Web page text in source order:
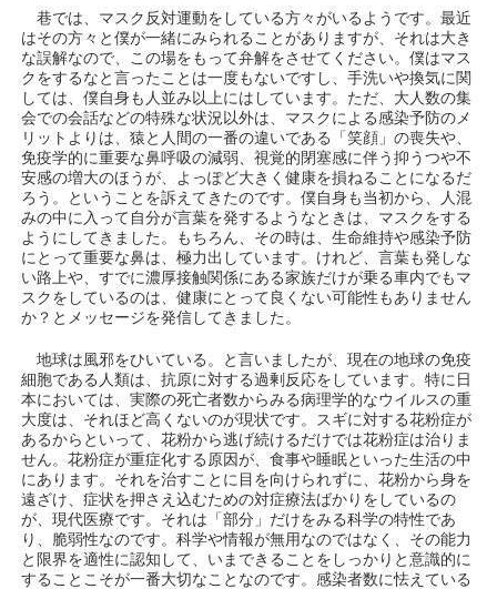
巷では、マスク反対運動をしている方々がいるようです。最近
はその方々と僕が一緒にみられることがありますが、それは大き
な誤解なので、この場をもって弁解をさせてください。僕はマス
クをするなと言ったことは一度もないですし、手洗いや換気に関
しては、僕自身も人並み以上にはしています。ただ、大人数の集
会での会話などの特殊な状況以外は、マスクによる感染予防のメ
リットよりは、猿と人間の一番の違いである「笑顔」の喪失や、
免疫学的に重要な鼻呼吸の減弱、視覚的閉塞感に伴う抑うつや不
安感の増大のほうが、よっぽど大きく健康を損ねることになるだ
ろう。ということを訴えてきたのです。僕自身も当初から、人混
みの中に入って自分が言葉を発するようなときは、マスクをする
ようにしてきました。もちろん、その時は、生命維持や感染予防
にとって重要な鼻は、極力出しています。けれど、言葉も発しな
い路上や、すでに濃厚接触関係にある家族だけが乗る車内でもマ
スクをしているのは、健康にとって良くない可能性もありません
か？とメッセージを発信してきました。
地球は風邪をひいている。と言いましたが、現在の地球の免疫
細胞である人類は、抗原に対する過剰反応をしています。特に日
本においては、実際の死亡者数からみる病理学的なウイルスの重
大度は、それほど高くないのが現状です。スギに対する花粉症が
あるからといって、花粉から逃げ続けるだけでは花粉症は治りま
せん。花粉症が重症化する原因が、食事や睡眠といった生活の中
にあります。それを治すことに目を向けられずに、花粉から身を
遠ざけ、症状を押さえ込むための対症療法ばかりをしているの
が、現代医療です。それは「部分」だけをみる科学の特性であ
り、脆弱性なのです。科学や情報が無用なのではなく、その能力
と限界を適性に認知して、いまできることをしっかりと意識的に
することこそが一番大切なことなのです。感染者数に怯えている